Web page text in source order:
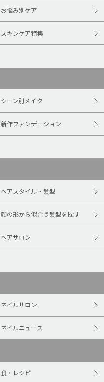
お悩み別ケア
スキンケア特集
シーン別メイク
新作ファンデーション
ヘアスタイル・髪型
顔の形から似合う髪型を探す
ヘアサロン
ネイルサロン
ネイルニュース
食・レシピ